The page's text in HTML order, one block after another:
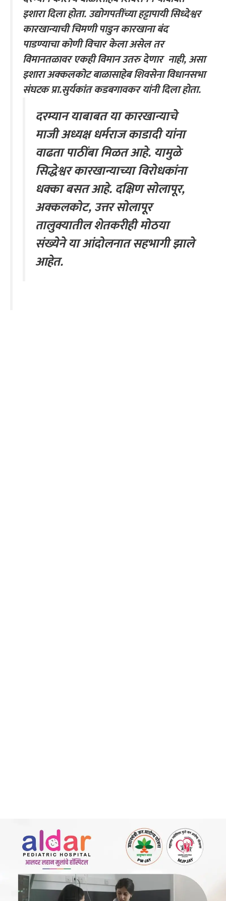
इशारा दिला होता. उद्योगपतींच्या हट्टापायी सिध्देश्वर
कारखान्याची चिमणी पाडुन कारखाना बंद
पाडण्याचा कोणी विचार केला असेल तर
विमानतळावर एकही विमान उतरु देणार नाही, असा
इशारा अक्कलकोट बाळासाहेब शिवसेना विधानसभा
संघटक प्रा.सुर्यकांत कडबगावकर यांनी दिला होता.
दरम्यान याबाबत या कारखान्याचे
माजी अध्यक्ष धर्मराज काडादी यांना
वाढता पाठींबा मिळत आहे. यामुळे
सिद्धेश्वर कारखान्याच्या विरोधकांना
धक्का बसत आहे. दक्षिण सोलापूर,
अक्कलकोट, उत्तर सोलापूर
तालुक्यातील शेतकरीही मोठया
संख्येने या आंदोलनात सहभागी झाले
आहेत.